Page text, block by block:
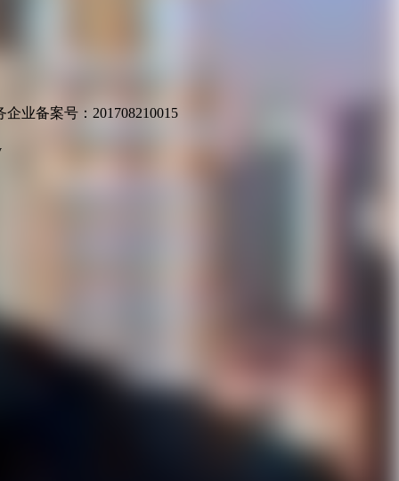
业备案号：201708210015